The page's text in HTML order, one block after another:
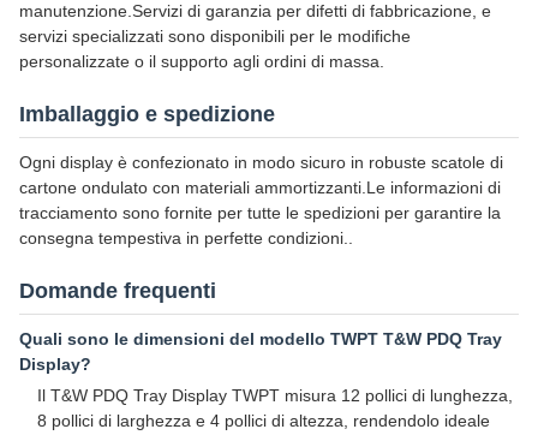
manutenzione.Servizi di garanzia per difetti di fabbricazione, e
servizi specializzati sono disponibili per le modifiche
personalizzate o il supporto agli ordini di massa.
Imballaggio e spedizione
Ogni display è confezionato in modo sicuro in robuste scatole di
cartone ondulato con materiali ammortizzanti.Le informazioni di
tracciamento sono fornite per tutte le spedizioni per garantire la
consegna tempestiva in perfette condizioni..
Domande frequenti
Quali sono le dimensioni del modello TWPT T&W PDQ Tray
Display?
Il T&W PDQ Tray Display TWPT misura 12 pollici di lunghezza,
8 pollici di larghezza e 4 pollici di altezza, rendendolo ideale